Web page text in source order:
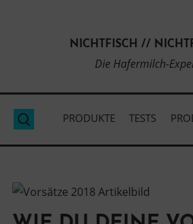
NICHTFISCH //
Die Hafermilch-
Suche
PRODUKTE TESTS